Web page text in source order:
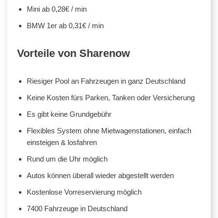
Mini ab 0,28€ / min
BMW 1er ab 0,31€ / min
Vorteile von Sharenow
Riesiger Pool an Fahrzeugen in ganz Deutschland
Keine Kosten fürs Parken, Tanken oder Versicherung
Es gibt keine Grundgebühr
Flexibles System ohne Mietwagenstationen, einfach
einsteigen & losfahren
Rund um die Uhr möglich
Autos können überall wieder abgestellt werden
Kostenlose Vorreservierung möglich
7400 Fahrzeuge in Deutschland